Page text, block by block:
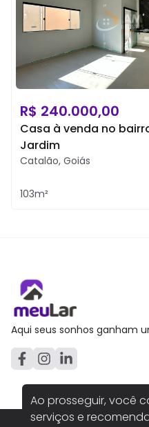
Ao prosseguir, você
serviços e
R$ 240.000,00
Casa à venda no
Jardim
Catalão, Goiás
103m²
Aqui seus sonhos ganham